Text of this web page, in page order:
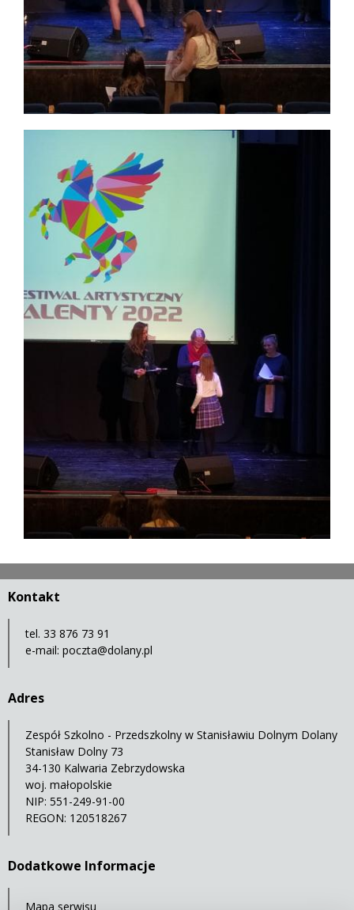
Kontakt
tel. 33 876 73 91
e-mail: poczta@dolany.pl
Adres
Zespół Szkolno - Przedszkolny w Stanisławiu Dolnym Dolany
Stanisław Dolny 73
34-130 Kalwaria Zebrzydowska
woj. małopolskie
NIP: 551-249-91-00
REGON: 120518267
Dodatkowe Informacje
Mapa serwisu